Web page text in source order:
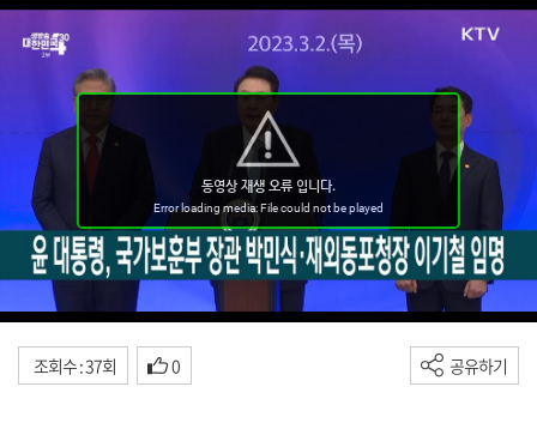
조회수 : 37회 0 공유하기